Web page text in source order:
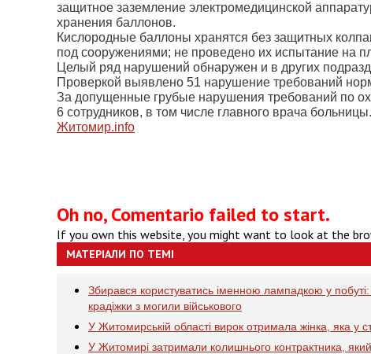
защитное заземление электромедицинской
хранения баллонов.
Кислородные баллоны хранятся без защитных
под сооружениями; не проведено их испытание на
Целый ряд нарушений обнаружен и в других
Проверкой выявлено 51 нарушение требований
За допущенные грубые нарушения требований по
6 сотрудников, в том числе главного врача больницы.
Житомир.info
Oh no, Comentario failed to start.
If you own this website, you might want to look at the
МАТЕРІАЛИ ПО ТЕМІ
Збирався користуватись іменною лампадкою у
крадіжки з могили військового
У Житомирській області вирок отримала жінка, яка у
У Житомирі затримали колишнього контрактника,